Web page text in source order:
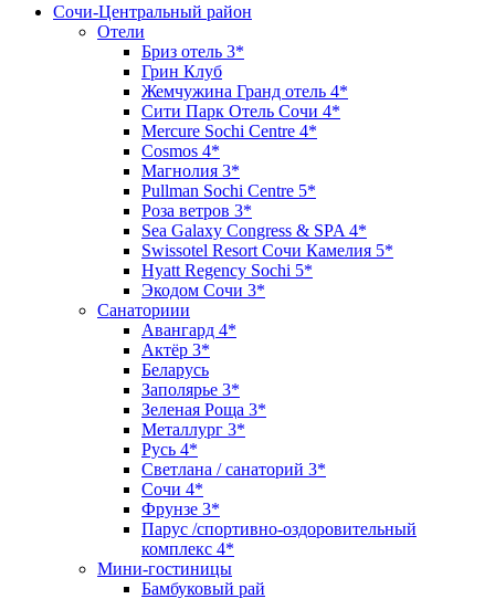
Сочи-Центральный район
Отели
Бриз отель 3*
Грин Клуб
Жемчужина Гранд отель 4*
Сити Парк Отель Сочи 4*
Mercure Sochi Centre 4*
Cosmos 4*
Магнолия 3*
Pullman Sochi Сеntre 5*
Роза ветров 3*
Sea Galaxy Congress & SPA 4*
Swissotel Resort Сочи Камелия 5*
Hyatt Regency Sochi 5*
Экодом Сочи 3*
Санаториии
Авангард 4*
Актёр 3*
Беларусь
Заполярье 3*
Зеленая Роща 3*
Металлург 3*
Русь 4*
Светлана / санаторий 3*
Сочи 4*
Фрунзе 3*
Парус /спортивно-оздоровительный
комплекс 4*
Мини-гостиницы
Бамбуковый рай